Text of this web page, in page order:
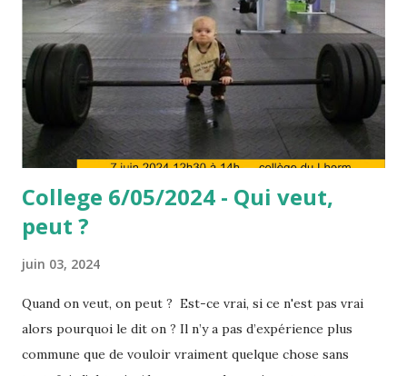
College 6/05/2024 - Qui veut,
peut ?
juin 03, 2024
Quand on veut, on peut ? Est-ce vrai, si ce n'est pas vrai
alors pourquoi le dit on ? Il n’y a pas d’expérience plus
commune que de vouloir vraiment quelque chose sans